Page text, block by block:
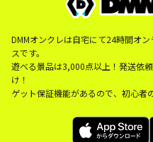
DMMオンクレは自宅にて24時間オ
スです。
遊べる景品は3,000点以上！発送依
け！
ゲット保証機能があるので、初心者